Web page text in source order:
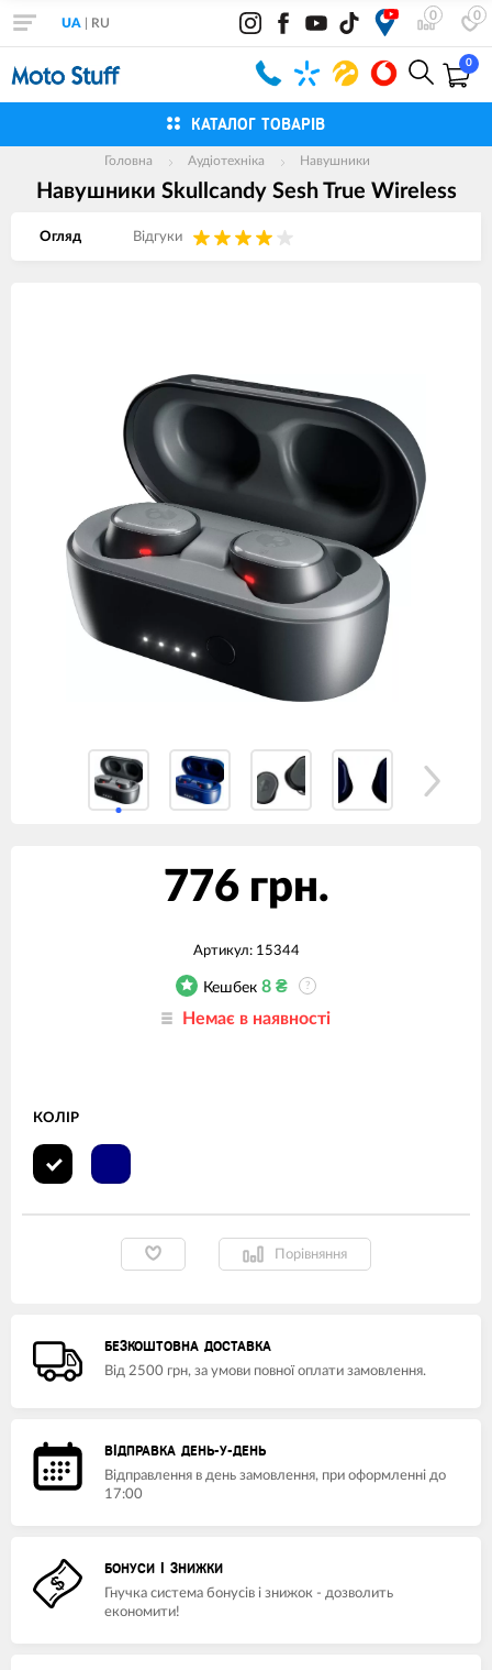
0 0
UA RU
0
КАТАЛОГ ТОВАРІВ
Головна Аудіотехніка Навушники
Навушники Skullcandy Sesh True Wireless
Огляд Вiдгуки
776 грн.
Артикул: 15344
Кешбек 8 ₴ ?
Немає в наявності
КОЛІР
Порівняння
БЕЗКОШТОВНА ДОСТАВКА
Від 2500 грн, за умови повної оплати замовлення.
ВІДПРАВКА ДЕНЬ-У-ДЕНЬ
Відправлення в день замовлення, при оформленні до
17:00
БОНУСИ І ЗНИЖКИ
Гнучка система бонусів і знижок - дозволить
економити!